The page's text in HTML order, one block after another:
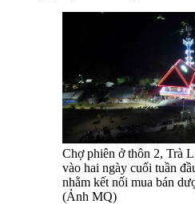
Chợ phiên ở thôn 2, Trà
vào hai ngày cuối tuần
nhằm kết nối mua bán
(Ảnh MQ)